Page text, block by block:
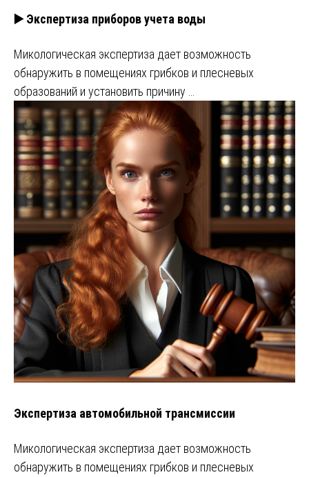
▶️ Экспертиза приборов учета воды
Микологическая экспертиза дает возможность
обнаружить в помещениях грибков и плесневых
образований и установить причину …
Экспертиза автомобильной трансмиссии
Микологическая экспертиза дает возможность
обнаружить в помещениях грибков и плесневых